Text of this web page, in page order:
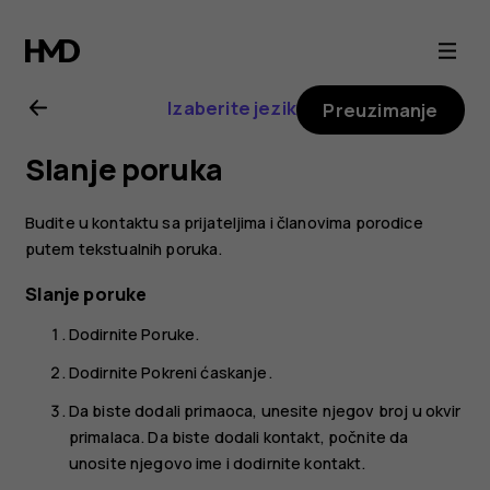
Nokia
6.2
uputstvo
za
korisnika
Izaberite jezik Preuzimanje
Slanje poruka
Budite u kontaktu sa prijateljima i članovima porodice
putem tekstualnih poruka.
Slanje poruke
DodirnitePoruke.
DodirnitePokreni ćaskanje.
Da biste dodali primaoca, unesite njegov broj u okvir
primalaca. Da biste dodali kontakt, počnite da
unosite njegovo ime i dodirnite kontakt.